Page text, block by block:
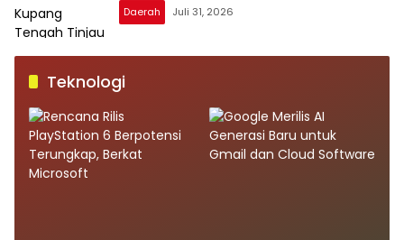
Daerah Juli 31, 2026
Teknologi